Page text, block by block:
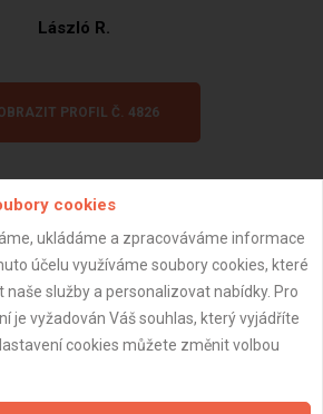
László R.
PROFIL Č. 4826
informace
firmy a řemeslníci
a ochrana osobních údajů
cookies
ukládáme a zpracováváme informace
účelu využíváme soubory cookies, které
služby a personalizovat nabídky. Pro
je vyžadován Váš souhlas, který vyjádříte
cookies můžete změnit volbou